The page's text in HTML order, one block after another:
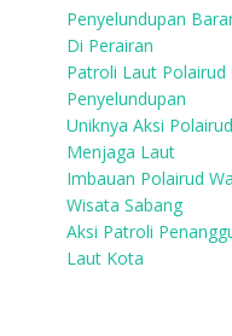
Penyelundupan
Di Perairan
Patroli Laut Polairud
Penyelundupan
Uniknya Aksi
Menjaga Laut
Imbauan Polairud
Wisata Sabang
Aksi Patroli
Laut Kota